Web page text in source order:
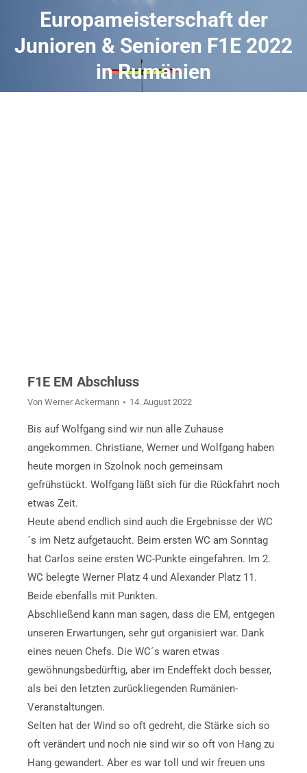
Europameisterschaft der
Junioren & Senioren F1E 2022
in Rumänien
F1E EM Abschluss
Von Werner Ackermann 14. August 2022
Bis auf Wolfgang sind wir nun alle Zuhause
angekommen. Christiane, Werner und Wolfgang haben
heute morgen in Szolnok noch gemeinsam
gefrühstückt. Wolfgang läßt sich für die Rückfahrt noch
etwas Zeit.
Heute abend endlich sind auch die Ergebnisse der WC
´s im Netz aufgetaucht. Beim ersten WC am Sonntag
hat Carlos seine ersten WC-Punkte eingefahren. Im 2.
WC belegte Werner Platz 4 und Alexander Platz 11.
Beide ebenfalls mit Punkten.
Abschließend kann man sagen, dass die EM, entgegen
unseren Erwartungen, sehr gut organisiert war. Dank
eines neuen Chefs. Die WC´s waren etwas
gewöhnungsbedürftig, aber im Endeffekt doch besser,
als bei den letzten zurückliegenden Rumänien-
Veranstaltungen.
Selten hat der Wind so oft gedreht, die Stärke sich so
oft verändert und noch nie sind wir so oft von Hang zu
Hang gewandert. Aber es war toll und wir freuen uns